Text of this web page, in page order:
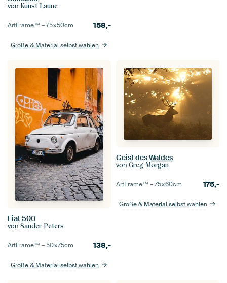
von Kunst Laune
ArtFrame™ –75×50cm 158,-
Größe & Material selbst wählen
Fiat 500
von Sander Peters
ArtFrame™ –50×75cm 138,-
Größe & Material selbst wählen
Geist des Waldes
von Greg Morgan
ArtFrame™ –75×60cm 175,-
Größe & Material selbst wählen